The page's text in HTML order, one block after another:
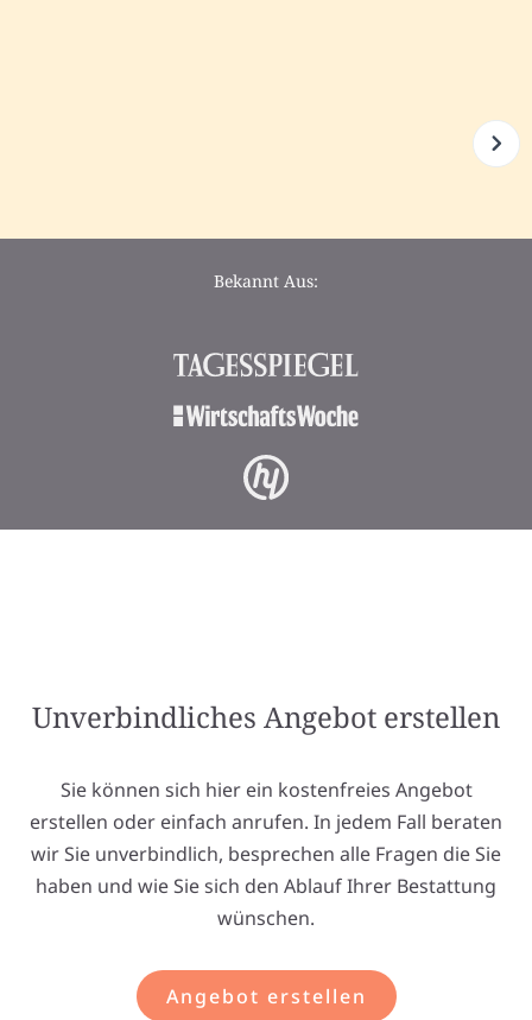
Bekannt Aus:
Unverbindliches Angebot erstellen
Sie können sich hier ein kostenfreies Angebot
erstellen oder einfach anrufen. In jedem Fall beraten
wir Sie unverbindlich, besprechen alle Fragen die Sie
haben und wie Sie sich den Ablauf Ihrer Bestattung
wünschen.
Angebot erstellen